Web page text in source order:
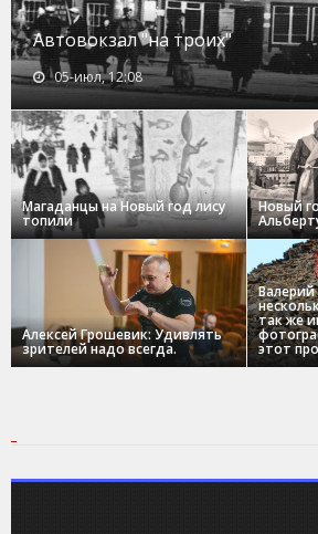
Автовокзал "на троих"
05-июл, 12:08
Магаданцы на Новый год лису
топили
Новый
Алексей Грошевик: Удивлять
зрителей надо всегда.
так же
этот